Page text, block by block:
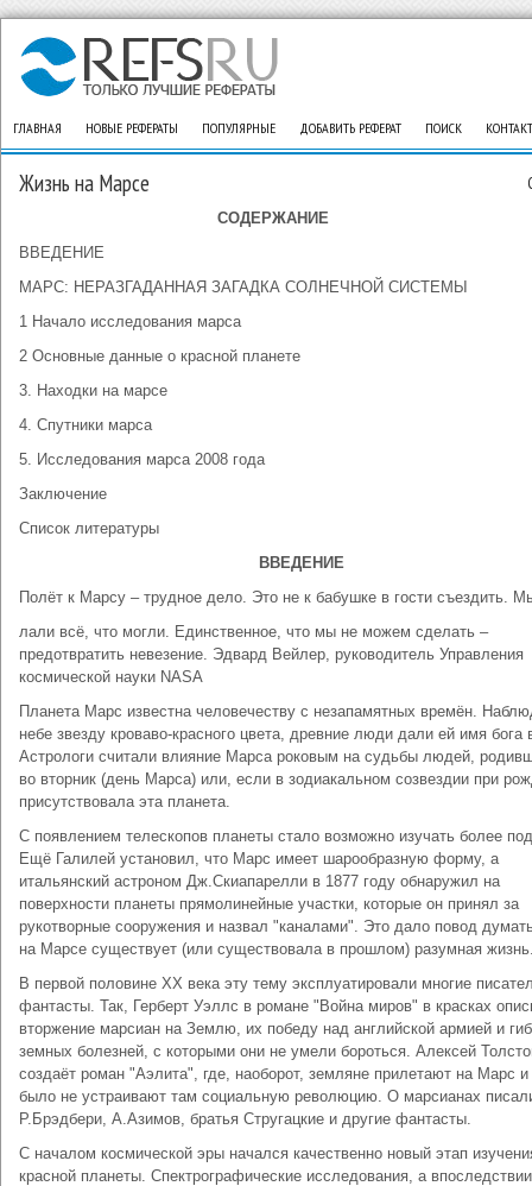
ГЛАВНАЯ НОВЫЕ РЕФЕРАТЫ ПОПУЛЯРНЫЕ ДОБАВИТЬ РЕФЕРАТ ПОИСК
Жизнь на Марсе
СОДЕРЖАНИЕ
ВВЕДЕНИЕ
МАРС: НЕРАЗГАДАННАЯ ЗАГАДКА СОЛНЕЧНОЙ СИСТЕМЫ
1 Начало исследования марса
2 Основные данные о красной планете
3. Находки на марсе
4. Спутники марса
5. Исследования марса 2008 года
Заключение
Список литературы
ВВЕДЕНИЕ
Полёт к Марсу – трудное дело. Это не к бабушке в гости съездить.
лали всё, что могли. Единственное, что мы не можем сделать –
предотвратить невезение. Эдвард Вейлер, руководитель Управления
космической науки NASA
Планета Марс известна человечеству с незапамятных времён.
небе звезду кроваво-красного цвета, древние люди дали ей имя бога
Астрологи считали влияние Марса роковым на судьбы людей,
во вторник (день Марса) или, если в зодиакальном созвездии при
присутствовала эта планета.
С появлением телескопов планеты стало возможно изучать более
Ещё Галилей установил, что Марс имеет шарообразную форму, а
итальянский астроном Дж.Скиапарелли в 1877 году обнаружил на
поверхности планеты прямолинейные участки, которые он принял за
рукотворные сооружения и назвал "каналами". Это дало повод
на Марсе существует (или существовала в прошлом) разумная
В первой половине ХХ века эту тему эксплуатировали многие
фантасты. Так, Герберт Уэллс в романе "Война миров" в красках
вторжение марсиан на Землю, их победу над английской армией и
земных болезней, с которыми они не умели бороться. Алексей
создаёт роман "Аэлита", где, наоборот, земляне прилетают на Марс и
было не устраивают там социальную революцию. О марсианах
Р.Брэдбери, А.Азимов, братья Стругацкие и другие фантасты.
С началом космической эры начался качественно новый этап
красной планеты. Спектрографические исследования, а